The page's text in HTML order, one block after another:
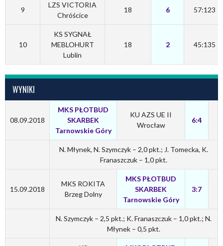
9
LZS VICTORIA
Chróścice
18 6 57:123
10
KS SYGNAŁ
MEBLOHURT
Lublin
18 2 45:135
WYNIKI
08.09.2018
MKS PŁOTBUD
SKARBEK
Tarnowskie Góry
KU AZS UE II
Wrocław
6:4
N. Młynek, N. Szymczyk – 2,0 pkt.; J. Tomecka, K.
Franaszczuk – 1,0 pkt.
15.09.2018
MKS ROKITA
Brzeg Dolny
MKS PŁOTBUD
SKARBEK
Tarnowskie Góry
3:7
N. Szymczyk – 2,5 pkt.; K. Franaszczuk – 1,0 pkt.; N.
Młynek – 0,5 pkt.